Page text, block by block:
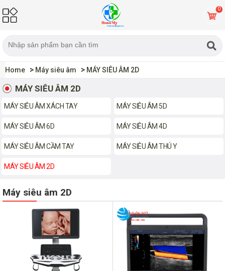
0
Home Máy siêu âm MÁY SIÊU ÂM 2D
MÁY SIÊU ÂM 2D
MÁY SIÊU ÂM XÁCH TAY MÁY SIÊU ÂM 5D
MÁY SIÊU ÂM 6D MÁY SIÊU ÂM 4D
MÁY SIÊU ÂM CẦM TAY MÁY SIÊU ÂM THÚ Y
MÁY SIÊU ÂM 2D
Máy siêu âm 2D